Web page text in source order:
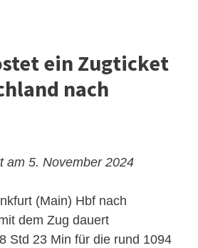
ein Zugticket
nach
am 5. November 2024
(Main) Hbf nach
dem Zug dauert
Std 23 Min für die rund 1094